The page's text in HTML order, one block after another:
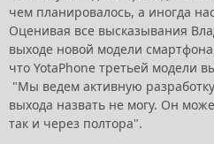
чем планировалось, а иногда
Оценивая все высказывания
выходе новой модели
что YotaPhone третьей модели
"Мы ведем активную
выхода назвать не могу. Он
так и через полтора".